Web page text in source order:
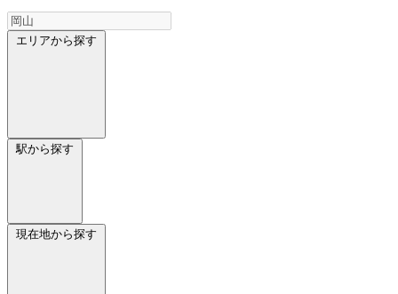
エリアから探す
駅から探す
現在地から探す